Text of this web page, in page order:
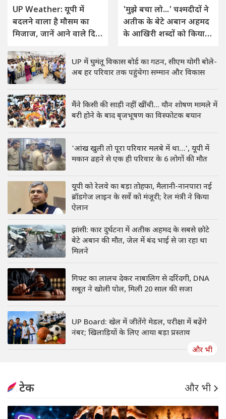
UP Weather: यूपी में
बदलने वाला है मौसम का
मिजाज, जानें आने वाले दिनों
'मुझे बचा लो...' चश्मदीदों ने
अतीक के बेटे अबान अहमद
के आखिरी शब्दों को किया
UP में घुमंतू विकास बोर्ड का गठन, सीएम योगी बोले-
अब हर परिवार तक पहुंचेगा सम्मान और विकास
मैंने किसी की साड़ी नहीं खींची... यौन शोषण मामले में
बरी होने के बाद बृजभूषण का विस्फोटक बयान
'आंख खुली तो पूरा परिवार मलबे में था…', यूपी में
मकान ढहने से एक ही परिवार के 6 लोगों की मौत
यूपी को रेलवे का बड़ा तोहफा, मैलानी-नानपारा नई
ब्रॉडगेज लाइन के सर्वे को मंजूरी; रेल मंत्री ने किया
ऐलान
झांसी: कार दुर्घटना में अतीक अहमद के सबसे छोटे
बेटे अबान की मौत, जेल में बंद भाई से जा रहा था
मिलने
गिफ्ट का लालच देकर नाबालिग से दरिंदगी, DNA
सबूत ने खोली पोल, मिली 20 साल की सजा
UP Board: खेल में जीतेंगे मेडल, परीक्षा में बढ़ेंगे
नंबर; खिलाड़ियों के लिए आया बड़ा प्रस्ताव
और भी
टेक और भी